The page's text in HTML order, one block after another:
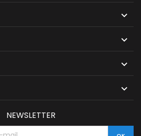




NEWSLETTER